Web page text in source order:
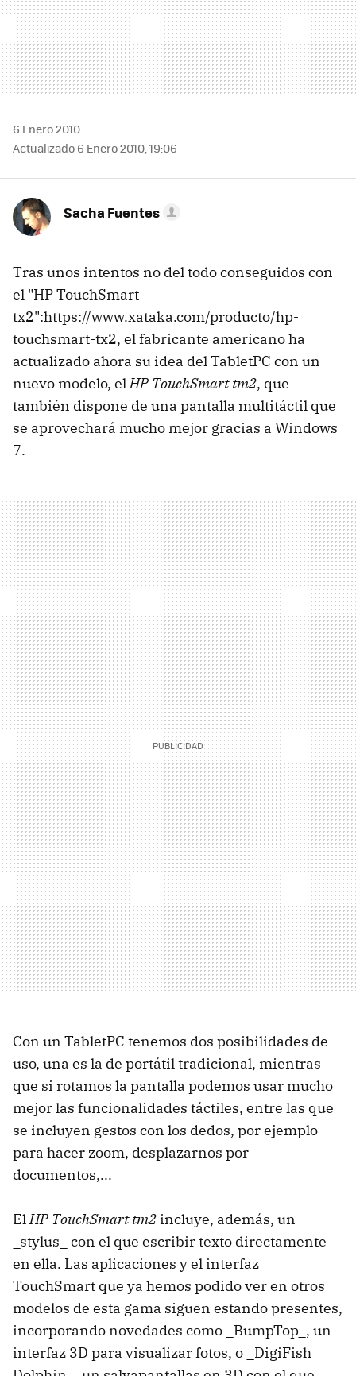
6 Enero 2010
Actualizado 6 Enero 2010, 19:06
Sacha Fuentes
Tras unos intentos no del todo conseguidos con
el "HP TouchSmart
tx2":https://www.xataka.com/producto/hp-
touchsmart-tx2, el fabricante americano ha
actualizado ahora su idea del TabletPC con un
nuevo modelo, elHP TouchSmart tm2, que
también dispone de una pantalla multitáctil que
se aprovechará mucho mejor gracias a Windows
7.
Con un TabletPC tenemos dos posibilidades de
uso, una es la de portátil tradicional, mientras
que si rotamos la pantalla podemos usar mucho
mejor las funcionalidades táctiles, entre las que
se incluyen gestos con los dedos, por ejemplo
para hacer zoom, desplazarnos por
documentos,...
ElHP TouchSmart tm2 incluye, además, un
_stylus_ con el que escribir texto directamente
en ella. Las aplicaciones y el interfaz
TouchSmart que ya hemos podido ver en otros
modelos de esta gama siguen estando presentes,
incorporando novedades como _BumpTop_, un
interfaz 3D para visualizar fotos, o _DigiFish